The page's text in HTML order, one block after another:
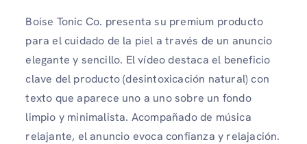
Boise Tonic Co. presenta su premium producto
para el cuidado de la piel a través de un anuncio
elegante y sencillo. El vídeo destaca el beneficio
clave del producto (desintoxicación natural) con
texto que aparece uno a uno sobre un fondo
limpio y minimalista. Acompañado de música
relajante, el anuncio evoca confianza y relajación.